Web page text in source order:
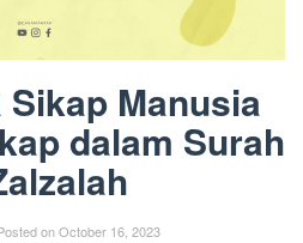
Manusia
dalam Surah
onOctober 16, 2023